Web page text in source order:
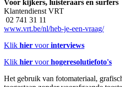
Voor kijkers, luisteraars en surfers
Klantendienst VRT
02 741 31 11
www.vrt.be/nl/heb-je-een-vraag/
Klik hier voorinterviews
Klik hier voorhogeresolutiefoto's
Het gebruik van fotomateriaal,